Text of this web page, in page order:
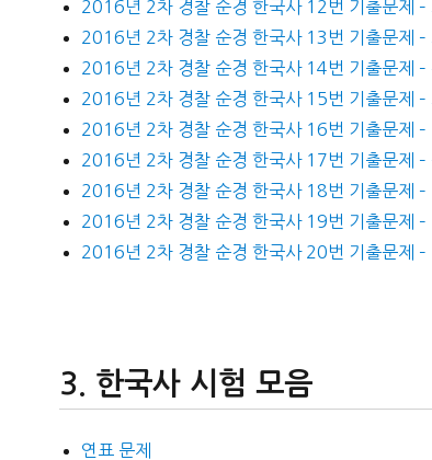
2016년 2차 경찰 순경 한국사 12번 기출문제 –
2016년 2차 경찰 순경 한국사 13번 기출문제 –
2016년 2차 경찰 순경 한국사 14번 기출문제 –
2016년 2차 경찰 순경 한국사 15번 기출문제 –
2016년 2차 경찰 순경 한국사 16번 기출문제 –
2016년 2차 경찰 순경 한국사 17번 기출문제 –
2016년 2차 경찰 순경 한국사 18번 기출문제 –
2016년 2차 경찰 순경 한국사 19번 기출문제 –
2016년 2차 경찰 순경 한국사 20번 기출문제 –
한국사 시험 모음
연표 문제